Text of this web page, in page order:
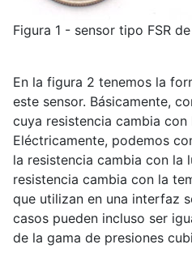
Figura 1 - sensor tipo FSR
En la figura 2 tenemos la
este sensor. Básicamente,
cuya resistencia cambia con
Eléctricamente, podemos
la resistencia cambia con la
resistencia cambia con la
que utilizan en una interfaz
casos pueden incluso ser
de la gama de presiones